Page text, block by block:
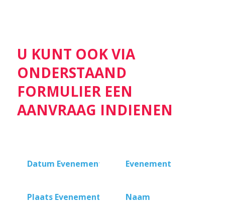
U KUNT OOK VIA
ONDERSTAAND
FORMULIER EEN
AANVRAAG INDIENEN
Evenement*
Evenement